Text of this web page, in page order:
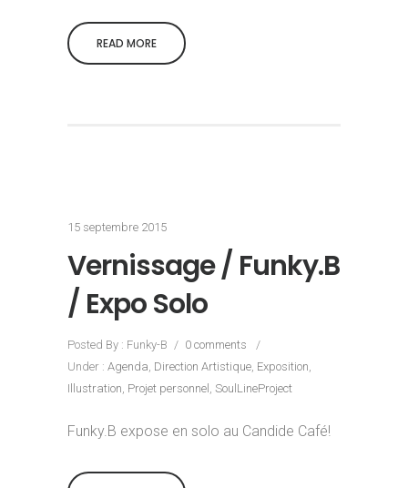
READ MORE
15 septembre 2015
Vernissage / Funky.B
/ Expo Solo
Posted By : Funky-B / 0 comments
/
Under : Agenda, Direction Artistique, Exposition,
Illustration, Projet personnel , SoulLineProject
Funky.B expose en solo au Candide Café!